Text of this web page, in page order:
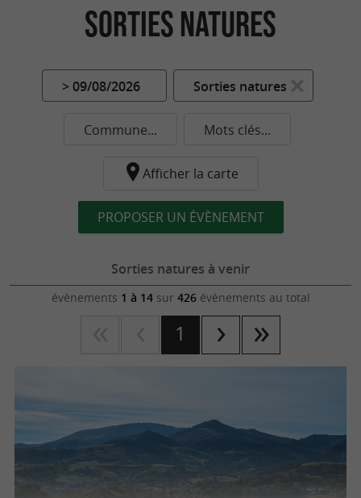
Sorties natures
> 09/08/2026 Sorties natures
Commune... Mots clés...
Afficher la carte
PROPOSER UN ÉVÈNEMENT
Sorties natures à venir
évènements 1 à 14sur 426évènements au total
1